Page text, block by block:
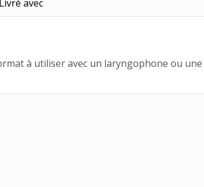
Livré avec
à utiliser avec un laryngophone ou